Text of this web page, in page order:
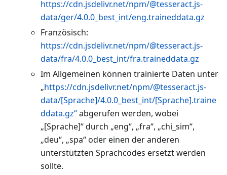
https://cdn.jsdelivr.net/npm/@tesseract.js-
data/ger/4.0.0_best_int/eng.traineddata.gz
Französisch:
https://cdn.jsdelivr.net/npm/@tesseract.js-
data/fra/4.0.0_best_int/fra.traineddata.gz
Im Allgemeinen können trainierte Daten unter
„https://cdn.jsdelivr.net/npm/@tesseract.js-
data/[Sprache]/4.0.0_best_int/[Sprache].traine
ddata.gz“abgerufen werden, wobei
„[Sprache]“ durch „eng“, „fra“, „chi_sim“,
„deu“, „spa“ oder einen der anderen
unterstützten Sprachcodes ersetzt werden
sollte.